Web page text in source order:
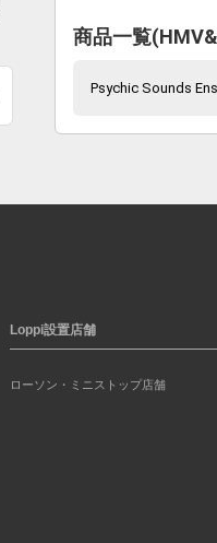
商品一覧
Psychic Sounds
Loppi設置店舗
ローソン・ミニストップ店舗